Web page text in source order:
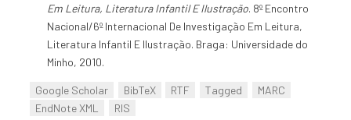
Em Leitura, Literatura Infantil E Ilustração. 8º Encontro
Nacional/6º Internacional De Investigação Em Leitura,
Literatura Infantil E Ilustração. Braga: Universidade do
Minho, 2010.
Google Scholar BibTeX RTF Tagged
MARC
EndNote XML
RIS